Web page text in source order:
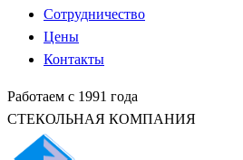
Сотрудничество
Цены
Контакты
Работаем с 1991 года
СТЕКОЛЬНАЯ КОМПАНИЯ